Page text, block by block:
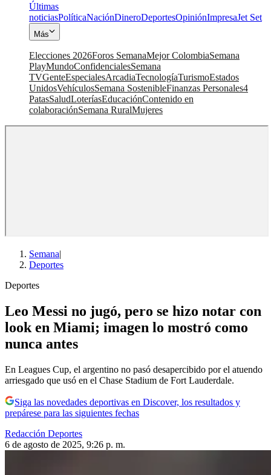
Últimas
noticiasPolíticaNaciónDineroDeportesOpiniónImpresaJet Set
Más
Elecciones 2026Foros SemanaMejor ColombiaSemana
PlayMundoConfidencialesSemana
TVGenteEspecialesArcadiaTecnologíaTurismoEstados
UnidosVehículosSemana SostenibleFinanzas Personales4
PatasSaludLoteríasEducaciónContenido en
colaboraciónSemana RuralMujeres
Semana|
Deportes
Deportes
Leo Messi no jugó, pero se hizo notar con
look en Miami; imagen lo mostró como
nunca antes
En Leagues Cup, el argentino no pasó desapercibido por el atuendo
arriesgado que usó en el Chase Stadium de Fort Lauderdale.
Siga las novedades deportivas en Discover, los resultados y
prepárese para las siguientes fechas
Redacción Deportes
6 de agosto de 2025, 9:26 p. m.